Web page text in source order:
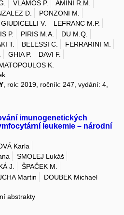
VLAMOS P.
AMINI R.M.
D.
PONZONI M.
GIUDICELLI V.
LEFRANC M.P.
P. PIRIS M.A.
DU M.Q.
T. BELESSI C.
FERRARINI M.
GHIA P.
DAVI F.
K.
, rok: 2019, ročník: 247, vydání: 4,
imunogenetických
leukemie – národní
Karla
SMOLEJ Lukáš
J.
ŠPAČEK M.
Martin
DOUBEK Michael
abstrakty